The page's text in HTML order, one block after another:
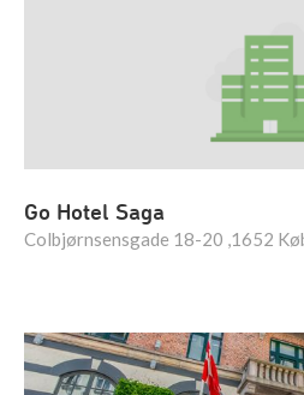
Go Hotel Saga
Colbjørnsensgade 18-20 ,1652